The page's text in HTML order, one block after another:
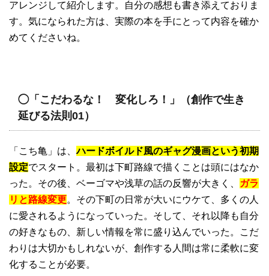
アレンジして紹介します。自分の感想も書き添えておりま
す。気になられた方は、実際の本を手にとって内容を確か
めてくださいね。
◯「こだわるな！ 変化しろ！」（創作で生き
延びる法則01）
「こち亀」は、ハードボイルド風のギャグ漫画という初期
設定でスタート。最初は下町路線で描くことは頭にはなか
った。その後、ベーゴマや浅草の話の反響が大きく、
ガラ
リと路線変更。その下町の日常が大いにウケて、多くの人
に愛されるようになっていった。そして、それ以降も自分
の好きなもの、新しい情報を常に盛り込んでいった。こだ
わりは大切かもしれないが、創作する人間は常に柔軟に変
化することが必要。